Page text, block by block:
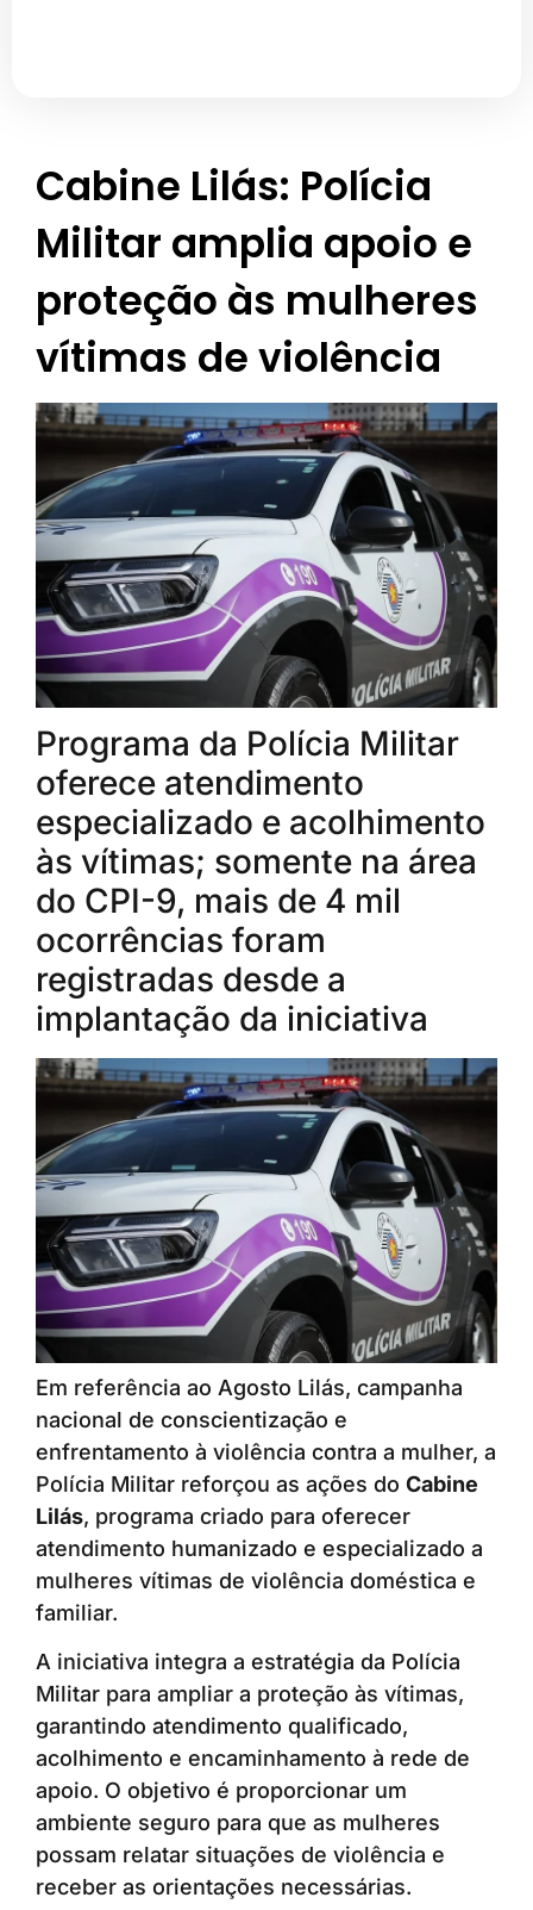
Cabine Lilás: Polícia
Militar amplia apoio e
proteção às mulheres
vítimas de violência
Programa da Polícia Militar
oferece atendimento
especializado e acolhimento
às vítimas; somente na área
do CPI-9, mais de 4 mil
ocorrências foram
registradas desde a
implantação da iniciativa
Em referência ao Agosto Lilás, campanha
nacional de conscientização e
enfrentamento à violência contra a mulher, a
Polícia Militar reforçou as ações do Cabine
Lilás, programa criado para oferecer
atendimento humanizado e especializado a
mulheres vítimas de violência doméstica e
familiar.
A iniciativa integra a estratégia da Polícia
Militar para ampliar a proteção às vítimas,
garantindo atendimento qualificado,
acolhimento e encaminhamento à rede de
apoio. O objetivo é proporcionar um
ambiente seguro para que as mulheres
possam relatar situações de violência e
receber as orientações necessárias.